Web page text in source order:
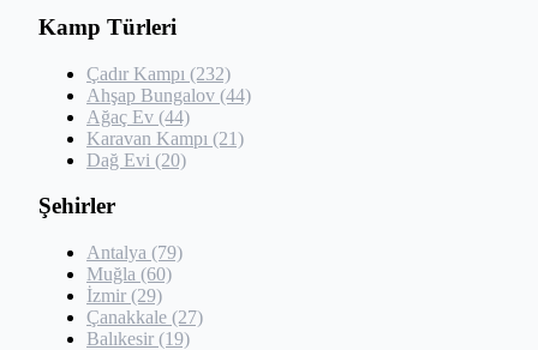
Kamp Türleri
Çadır Kampı (232)
Ahşap Bungalov (44)
Ağaç Ev (44)
Karavan Kampı (21)
Dağ Evi (20)
Şehirler
Antalya (79)
Muğla (60)
İzmir (29)
Çanakkale (27)
Balıkesir (19)